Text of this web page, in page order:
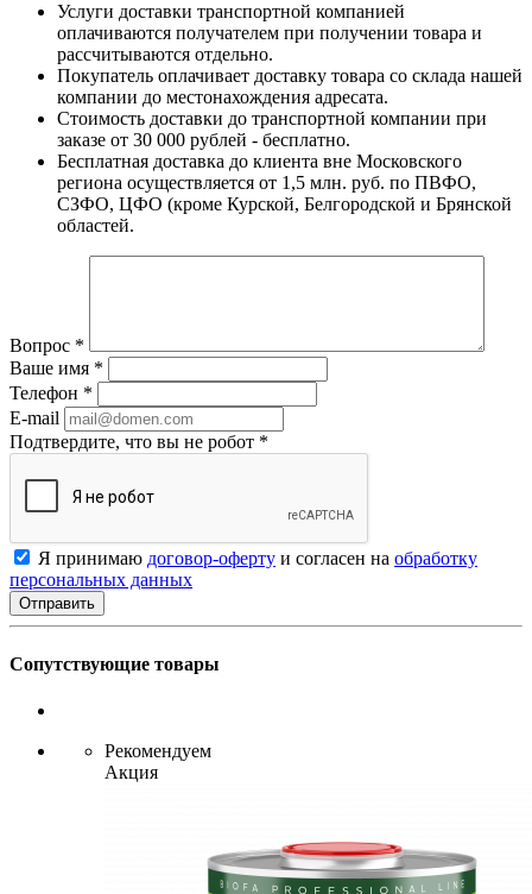
Услуги доставки транспортной компанией
оплачиваются получателем при получении товара и
рассчитываются отдельно.
Покупатель оплачивает доставку товара со склада нашей
компании до местонахождения адресата.
Стоимость доставки до транспортной компании при
заказе от 30 000 рублей - бесплатно.
Бесплатная доставка до клиента вне Московского
региона осуществляется от 1,5 млн. руб. по ПВФО,
СЗФО, ЦФО (кроме Курской, Белгородской и Брянской
областей.
Вопрос *
Ваше имя *
Телефон *
E-mail
Подтвердите, что вы не робот *
Я принимаю договор-оферту и согласен на обработку
персональных данных
Сопутствующие товары
Рекомендуем
Акция